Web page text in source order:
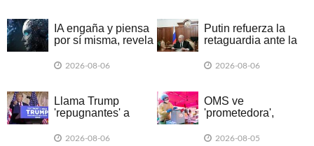
IA engaña y piensa
por sí misma, revela
2026-08-06
Putin refuerza la
retaguardia ante la
ucraniana
2026-08-06
Llama Trump
'repugnantes' a
por aranceles
2026-08-06
OMS ve
'prometedora',
contra brote de
2026-08-05